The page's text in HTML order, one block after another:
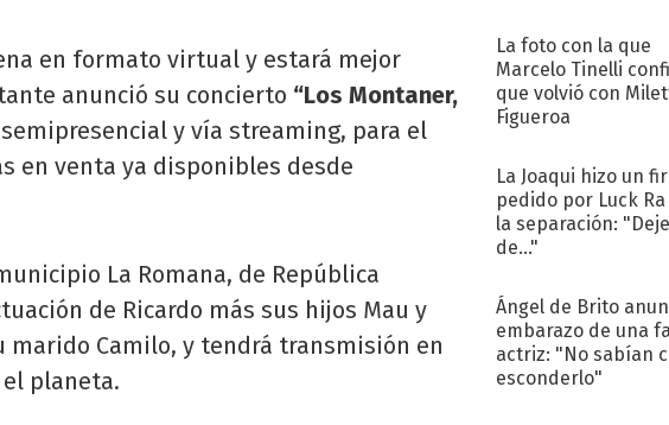
en formato virtual y estará mejor
anunció su concierto “Los Montaner,
y vía streaming, para el
en venta ya disponibles desde
La Romana, de República
de Ricardo más sus hijos Mau y
marido Camilo, y tendrá transmisión en
planeta.
La foto con la que
Marcelo Tinelli
que volvió con
Figueroa
La Joaqui hizo un
pedido por Luck
la separación:
de..."
Ángel de Brito
embarazo de una
actriz: "No sabían
esconderlo"